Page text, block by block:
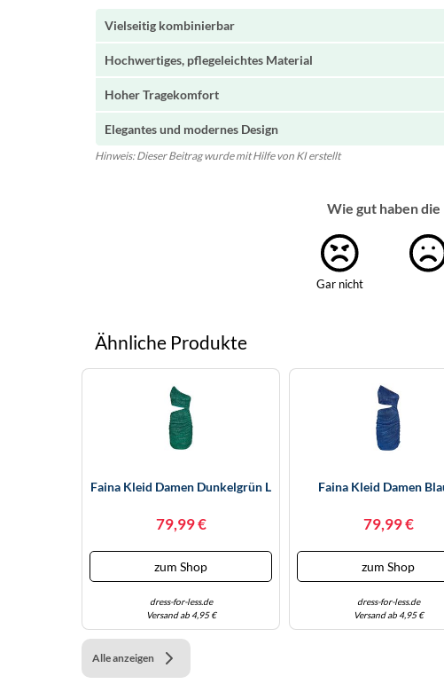
Vielseitig kombinierbar
Hochwertiges, pflegeleichtes Material
Hoher Tragekomfort
Elegantes und modernes Design
Hinweis: Dieser Beitrag wurde mit Hilfe von KI erstellt
Wie gut haben
Gar nicht
Ähnliche Produkte
Faina Kleid Damen Dunkelgrün L
79,99 €
zum Shop
dress-for-less.de
Versand ab 4,95 €
Faina Kleid Damen
79,99 €
zum Shop
dress-for-less.de
Versand ab 4,95 €
Alle anzeigen